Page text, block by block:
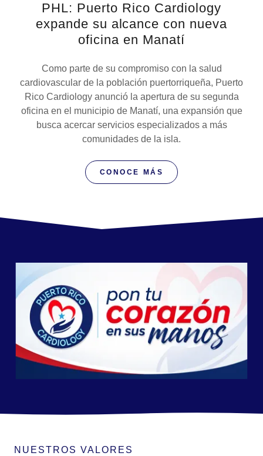
PHL: Puerto Rico Cardiology
expande su alcance con nueva
oficina en Manatí
Como parte de su compromiso con la salud
cardiovascular de la población puertorriqueña, Puerto
Rico Cardiology anunció la apertura de su segunda
oficina en el municipio de Manatí, una expansión que
busca acercar servicios especializados a más
comunidades de la isla.
CONOCE MÁS
NUESTROS VALORES